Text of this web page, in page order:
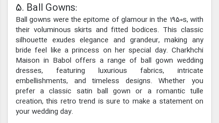
5. Ball Gowns:
Ball gowns were the epitome of glamour in the 1950s, with
their voluminous skirts and fitted bodices. This classic
silhouette exudes elegance and grandeur, making any
bride feel like a princess on her special day. Charkhchi
Maison in Babol offers a range of ball gown wedding
dresses, featuring luxurious fabrics, intricate
embellishments, and timeless designs. Whether you
prefer a classic satin ball gown or a romantic tulle
creation, this retro trend is sure to make a statement on
your wedding day.